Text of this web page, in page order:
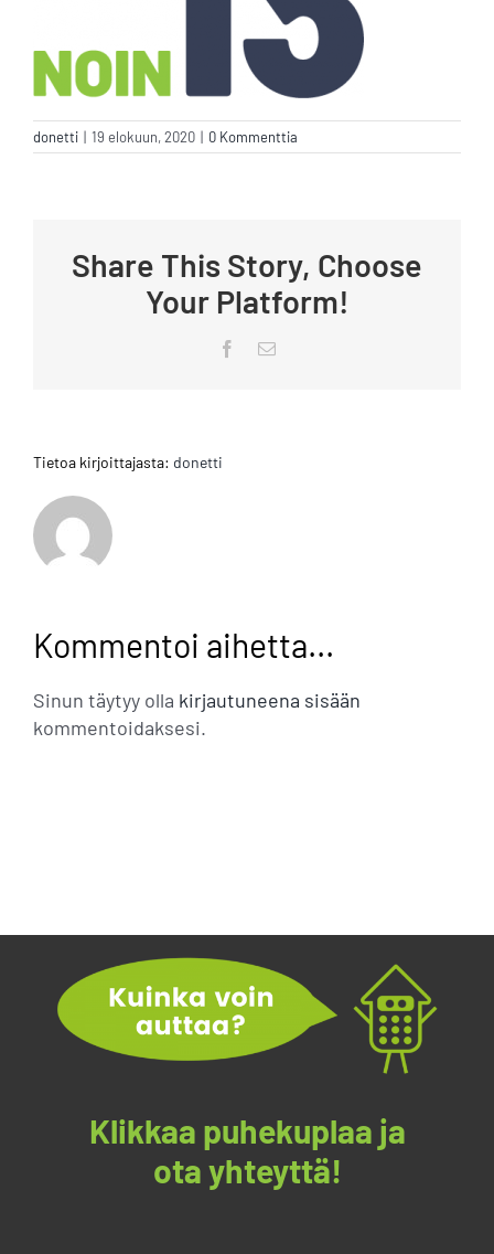
donetti | 19 elokuun, 2020 | 0 Kommenttia
Share This Story, Choose
Your Platform!
FacebookSähköposti
Tietoa kirjoittajasta: donetti
Kommentoi aihetta...
Sinun täytyy olla kirjautuneena sisään
kommentoidaksesi.
Klikkaa puhekuplaa ja
ota yhteyttä!